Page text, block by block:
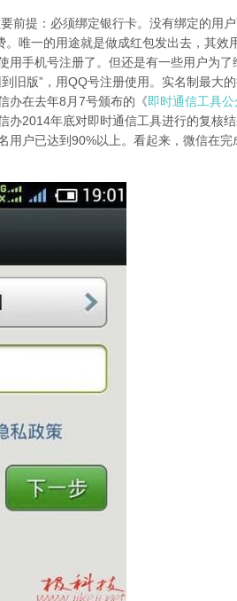
提：必须绑定银行卡。没有绑定的用户
。唯一的用途就是做成红包发出去，其效
用手机号注册了。但还是有一些用户为
旧版”，用QQ号注册使用。实名制最大
办在去年8月7号颁布的《即时通信工具
办2014年底对即时通信工具进行的复核
用户已达到90%以上。看起来，微信在